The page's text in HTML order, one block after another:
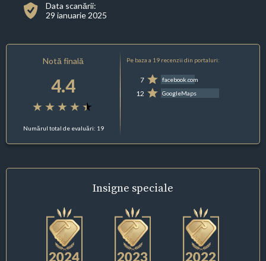
Data scanării:
29 ianuarie 2025
Notă finală
4.4
Numărul total de evaluări: 19
Pe baza a 19 recenzii din portaluri:
7 facebook.com
12 GoogleMaps
Insigne speciale